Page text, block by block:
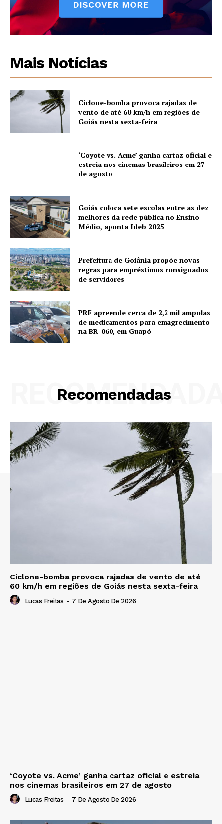
Mais Notícias
Ciclone-bomba provoca rajadas de
vento de até 60 km/h em regiões de
Goiás nesta sexta-feira
‘Coyote vs. Acme’ ganha cartaz oficial e
estreia nos cinemas brasileiros em 27
de agosto
Goiás coloca sete escolas entre as dez
melhores da rede pública no Ensino
Médio, aponta Ideb 2025
Prefeitura de Goiânia propõe novas
regras para empréstimos consignados
de servidores
PRF apreende cerca de 2,2 mil ampolas
de medicamentos para emagrecimento
na BR-060, em Guapó
Recomendadas
Ciclone-bomba provoca rajadas de vento de até
60 km/h em regiões de Goiás nesta sexta-feira
Lucas Freitas - 7 De Agosto De 2026
‘Coyote vs. Acme’ ganha cartaz oficial e estreia
nos cinemas brasileiros em 27 de agosto
Lucas Freitas - 7 De Agosto De 2026